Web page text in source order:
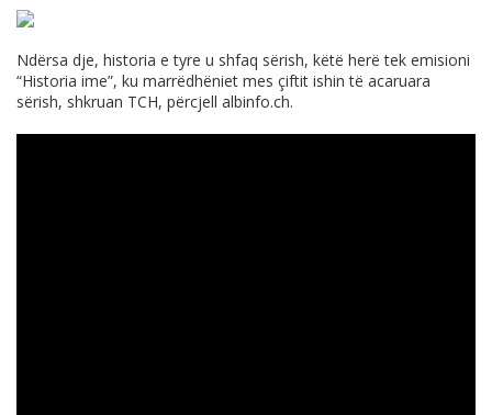
Ndërsa dje, historia e tyre u shfaq sërish, këtë herë tek emisioni
“Historia ime”, ku marrëdhëniet mes çiftit ishin të acaruara
sërish, shkruan TCH, përcjell albinfo.ch.